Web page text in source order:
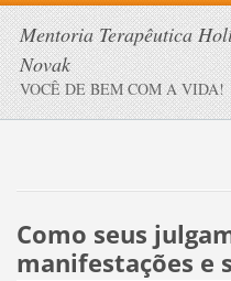
Mentoria Terapêutica
Novak
VOCÊ DE BEM COM A VIDA!
Como seus
manifestações e